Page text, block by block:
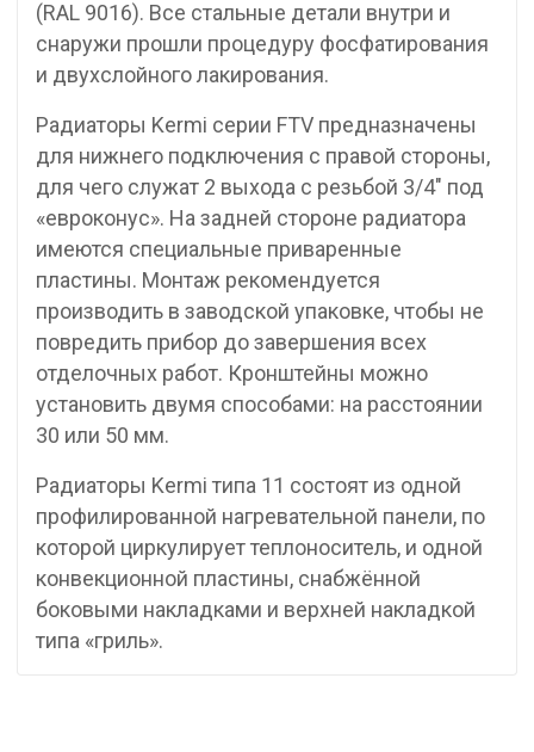
(RAL 9016). Все стальные детали внутри и
снаружи прошли процедуру фосфатирования
и двухслойного лакирования.
Радиаторы Kermi серии FTV предназначены
для нижнего подключения с правой стороны,
для чего служат 2 выхода с резьбой 3/4″ под
«евроконус». На задней стороне радиатора
имеются специальные приваренные
пластины. Монтаж рекомендуется
производить в заводской упаковке, чтобы не
повредить прибор до завершения всех
отделочных работ. Кронштейны можно
установить двумя способами: на расстоянии
30 или 50 мм.
Радиаторы Kermi типа 11 состоят из одной
профилированной нагревательной панели, по
которой циркулирует теплоноситель, и одной
конвекционной пластины, снабжённой
боковыми накладками и верхней накладкой
типа «гриль».